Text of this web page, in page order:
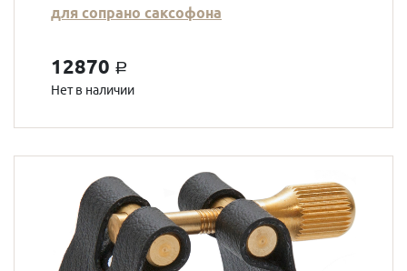
для сопрано саксофона
12870 a
Нет в наличии